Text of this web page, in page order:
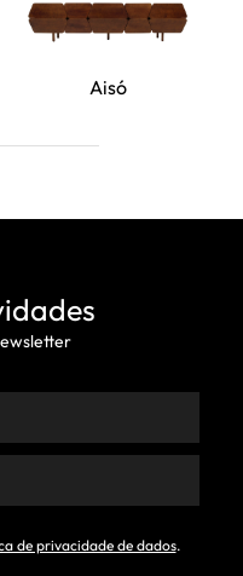
Aisó
de privacidade de dados.